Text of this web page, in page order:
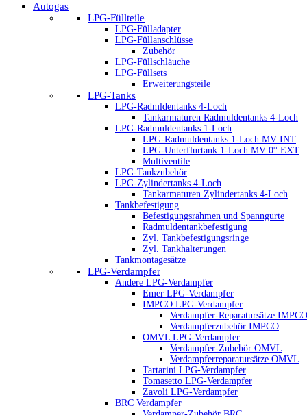
Autogas
LPG-Füllteile
LPG-Fülladapter
LPG-Füllanschlüsse
Zubehör
LPG-Füllschläuche
LPG-Füllsets
Erweiterungsteile
LPG-Tanks
LPG-Radmldentanks 4-Loch
Tankarmaturen Radmuldentanks 4-Loch
LPG-Radmuldentanks 1-Loch
LPG-Radmuldentanks 1-Loch MV INT
LPG-Unterflurtank 1-Loch MV 0° EXT
Multiventile
LPG-Tankzubehör
LPG-Zylindertanks 4-Loch
Tankarmaturen Zylindertanks 4-Loch
Tankbefestigung
Befestigungsrahmen und Spanngurte
Radmuldentankbefestigung
Zyl. Tankbefestigungsringe
Zyl. Tankhalterungen
Tankmontagesätze
LPG-Verdampfer
Andere LPG-Verdampfer
Emer LPG-Verdampfer
IMPCO LPG-Verdampfer
Verdampfer-Reparatursätze IMPCO
Verdampferzubehör IMPCO
OMVL LPG-Verdampfer
Verdampfer-Zubehör OMVL
Verdampferreparatursätze OMVL
Tartarini LPG-Verdampfer
Tomasetto LPG-Verdampfer
Zavoli LPG-Verdampfer
BRC Verdampfer